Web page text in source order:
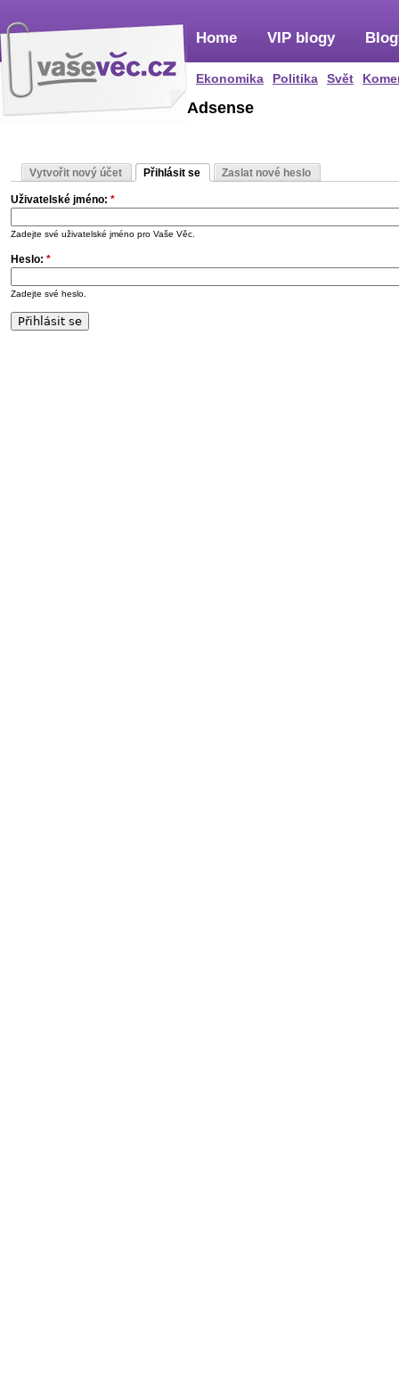
Home
Ekonomika Politika Svět
VIP blogy
Adsense
Vytvořit nový účet Přihlásit se Zaslat nové heslo
Uživatelské jméno: *
Zadejte své uživatelské jméno pro Vaše Věc.
Heslo: *
Zadejte své heslo.